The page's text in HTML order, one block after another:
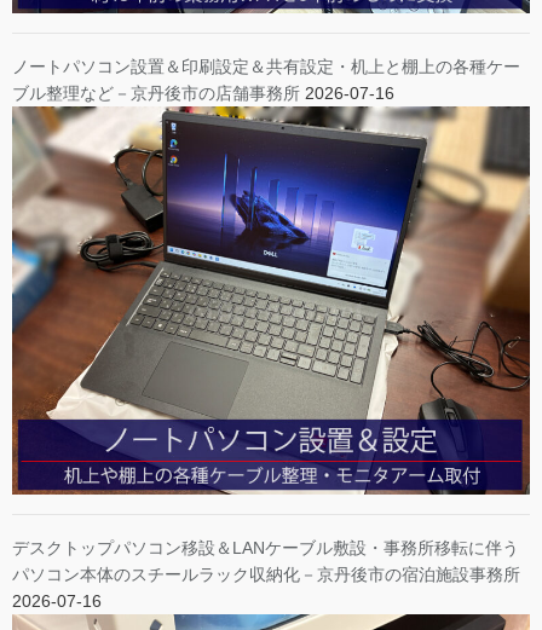
ノートパソコン設置＆印刷設定＆共有設定・机上と棚上の各種ケー
ブル整理など－京丹後市の店舗事務所 2026-07-16
デスクトップパソコン移設＆LANケーブル敷設・事務所移転に伴う
パソコン本体のスチールラック収納化－京丹後市の宿泊施設事務所
2026-07-16